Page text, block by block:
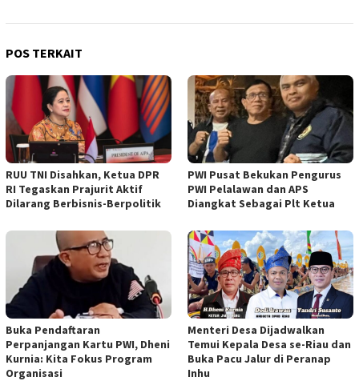
POS TERKAIT
RUU TNI Disahkan, Ketua DPR
RI Tegaskan Prajurit Aktif
Dilarang Berbisnis-Berpolitik
PWI Pusat Bekukan Pengurus
PWI Pelalawan dan APS
Diangkat Sebagai Plt Ketua
Buka Pendaftaran
Perpanjangan Kartu PWI, Dheni
Kurnia: Kita Fokus Program
Organisasi
Menteri Desa Dijadwalkan
Temui Kepala Desa se-Riau dan
Buka Pacu Jalur di Peranap
Inhu